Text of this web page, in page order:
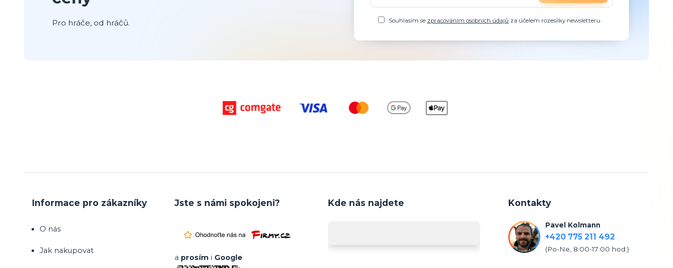
Pro hráče, od hráčů. Souhlasím se zpracováním osobních údajů za účelem rozesílky newsletteru.
Informace pro zákazníky
O nás
Jak nakupovat
Jste s námi spokojeni?
a prosím i Google
Kde nás najdete Kontakty
Pavel Kolmann
+420 775 211 492
(Po-Ne, 8:00-17:00 hod.)